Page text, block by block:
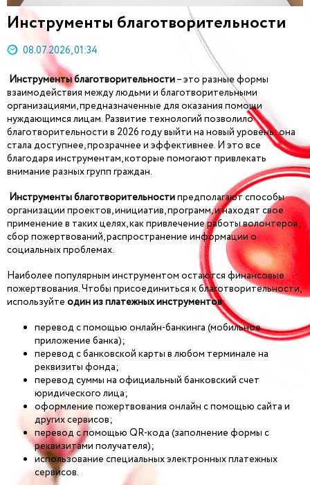
Инструменты благотворительности
08.07.2026, 01:34
Инструменты благотворительности– это разные формы
взаимодействия между людьми и благотворительными
организациями, предназначенные для оказания помощи
нуждающимся лицам. Развитие технологий позволило
благотворительности в 2026 году выйти на новый уровень: она
стала доступнее, прозрачнее и эффективнее. И это все
благодаря инструментам, которые помогают привлекать
внимание разных групп граждан.
Инструменты благотворительностипредполагают способы
организации проектов, инициатив, программ, и находят свое
применение в таких целях, как привлечение работы волонтеров,
сбор пожертвований, распространение информации о
социальных проблемах.
Наиболее популярным инструментом остаются финансовые
пожертвования. Чтобы присоединиться к благотворительности,
используйте один из платежных инструментов:
перевод с помощью онлайн-банкинга (мобильное
приложение банка);
перевод с банковской карты в любом терминале на
реквизиты фонда;
перевод суммы на официальный банковский счет
юридического лица;
оформление пожертвования онлайн с помощью сайта и
других сервисов;
перевод с помощью QR-кода (заполнение формы с
реквизитами получателя);
использование специальных электронных платежных
сервисов.